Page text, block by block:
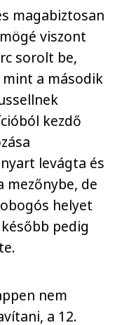
magabiztosan
viszont
sorolt be,
a második
kezdő
levágta és
mezőnybe, de
helyet
pedig
nem
a 12.